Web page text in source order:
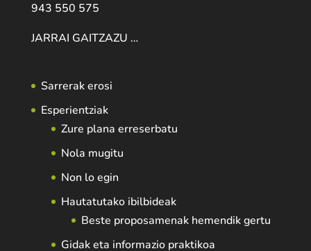
943 550 575
JARRAI GAITZAZU …
Sarrerak erosi
Esperientziak
Zure plana erreserbatu
Nola mugitu
Non lo egin
Hautatutako ibilbideak
Beste proposamenak hemendik gertu
Gidak eta informazio praktikoa